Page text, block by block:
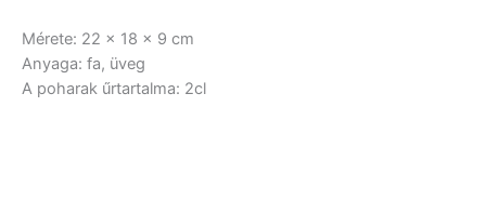
Mérete: 22 x 18 x 9 cm
Anyaga: fa, üveg
A poharak űrtartalma: 2cl